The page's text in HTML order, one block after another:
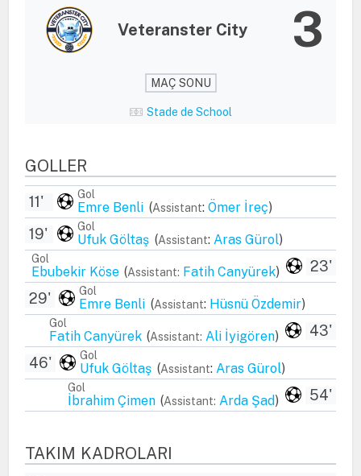
Veteranster City 3
MAÇ SONU
Stade de School
GOLLER
Gol
Emre Benli (Assistant: Ömer İreç)
11'
Gol
Ufuk Göltaş (Assistant: Aras Gürol)
19'
23'
Gol
Ebubekir Köse (Assistant: Fatih Canyürek)
Gol
Emre Benli (Assistant: Hüsnü Özdemir)
29'
43'
Gol
Fatih Canyürek (Assistant: Ali İyigören)
Gol
Ufuk Göltaş (Assistant: Aras Gürol)
46'
54'
Gol
İbrahim Çimen (Assistant: Arda Şad)
TAKIM KADROLARI